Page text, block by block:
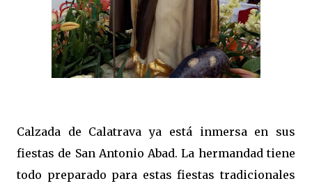
Calzada de Calatrava ya está inmersa en sus
fiestas de San Antonio Abad. La hermandad tiene
todo preparado para estas fiestas tradicionales